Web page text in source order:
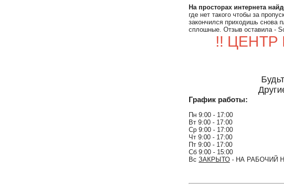
На просторах интернета
где нет такого чтобы за
закончился приходишь снова
сплошные. Отзыв оставила -
!!
График работы:
Пн 9:00 - 17:00
Вт 9:00 - 17:00
Ср 9:00 - 17:00
Чт 9:00 - 17:00
Пт 9:00 - 17:00
Сб 9:00 - 15:00
Вс ЗАКРЫТО - НА РАБОЧИЙ